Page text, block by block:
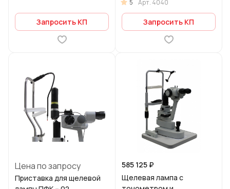
Запросить КП
5 Арт. 4040
Запросить КП
Цена по запросу
Приставка для щелевой
585 125 ₽
Щелевая лампа с